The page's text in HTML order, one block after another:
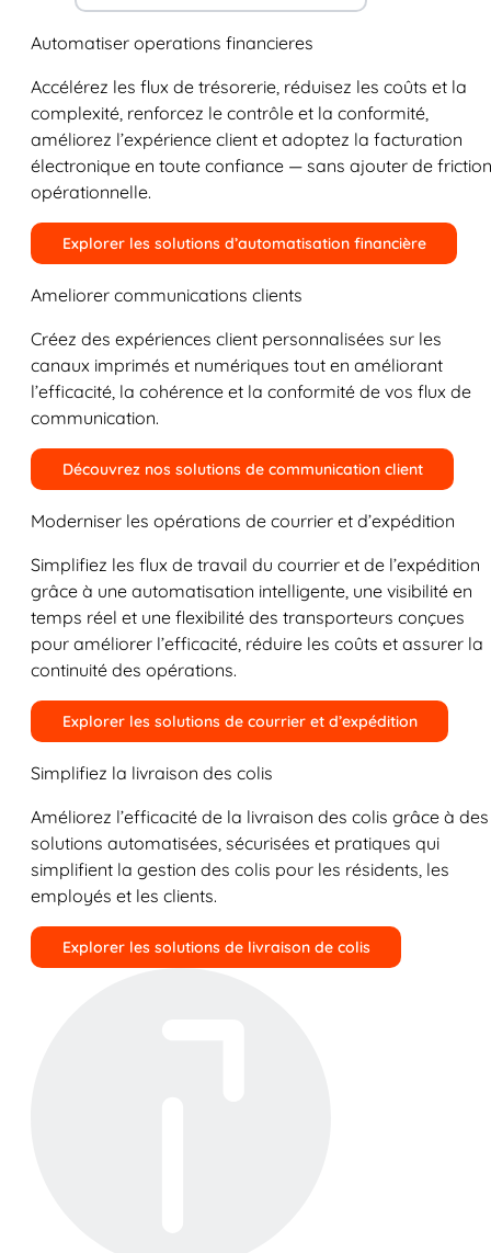
Automatiser operations financieres
Accélérez les flux de trésorerie, réduisez les coûts et la
complexité, renforcez le contrôle et la conformité,
améliorez l’expérience client et adoptez la facturation
électronique en toute confiance — sans ajouter de friction
opérationnelle.
Explorer les solutions d’automatisation financière
Ameliorer communications clients
Créez des expériences client personnalisées sur les
canaux imprimés et numériques tout en améliorant
l’efficacité, la cohérence et la conformité de vos flux de
communication.
Découvrez nos solutions de communication client
Moderniser les opérations de courrier et d’expédition
Simplifiez les flux de travail du courrier et de l’expédition
grâce à une automatisation intelligente, une visibilité en
temps réel et une flexibilité des transporteurs conçues
pour améliorer l’efficacité, réduire les coûts et assurer la
continuité des opérations.
Explorer les solutions de courrier et d’expédition
Simplifiez la livraison des colis
Améliorez l’efficacité de la livraison des colis grâce à des
solutions automatisées, sécurisées et pratiques qui
simplifient la gestion des colis pour les résidents, les
employés et les clients.
Explorer les solutions de livraison de colis